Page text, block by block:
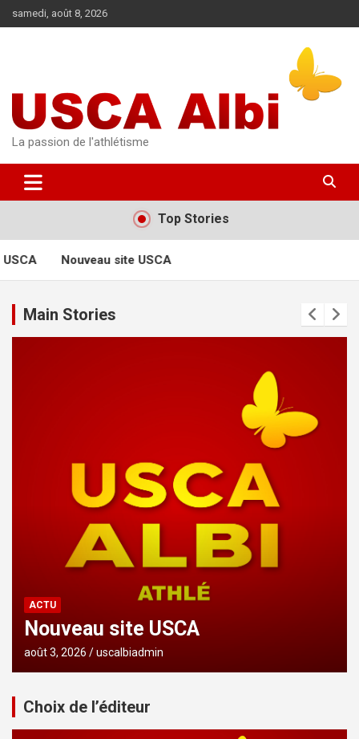
au
samedi, août 8, 2026
La passion de l'athlétisme
Top Stories
Nouveau site USCA
Main Stories
ACTU
Nouveau site USCA
août 3, 2026 uscalbiadmin
Choix de l’éditeur